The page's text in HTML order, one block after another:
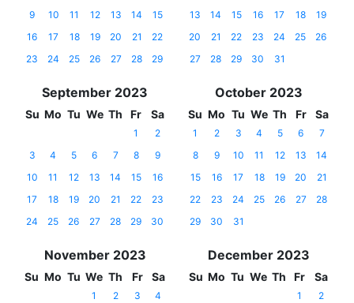
9
10 11 12 13 14
15
16
17 18 19 20 21
22
23
24 25 26 27 28 29
13
14 15 16 17 18
19
20
21 22 23 24 25
26
27
28 29 30 31
September 2023
Su Mo Tu We Th Fr Sa
1
2
3
4 5 6 7 8
9
10
11 12 13 14 15
16
17
18 19 20 21 22
23
24
25 26 27 28 29 30
October 2023
Su Mo Tu We Th Fr Sa
1 2 3 4 5 6
7
8
9 10 11 12 13
14
15
16 17 18 19 20
21
22
23 24 25 26 27
28
29
30 31
November 2023
Su Mo Tu We Th Fr Sa
1 2 3
4
December 2023
Su Mo Tu We Th Fr Sa
1
2